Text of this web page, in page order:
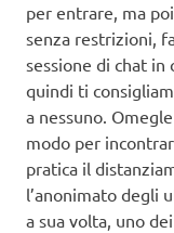
per entrare, ma
senza restrizioni,
sessione di chat
quindi ti
a nessuno.
modo per
pratica il
l’anonimato degli
a sua volta, uno